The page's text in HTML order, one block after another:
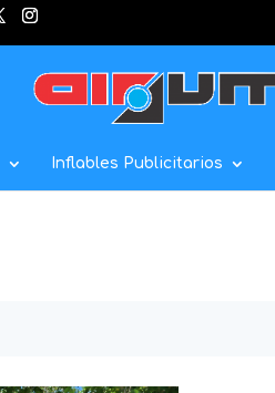
Inflables Publicitarios